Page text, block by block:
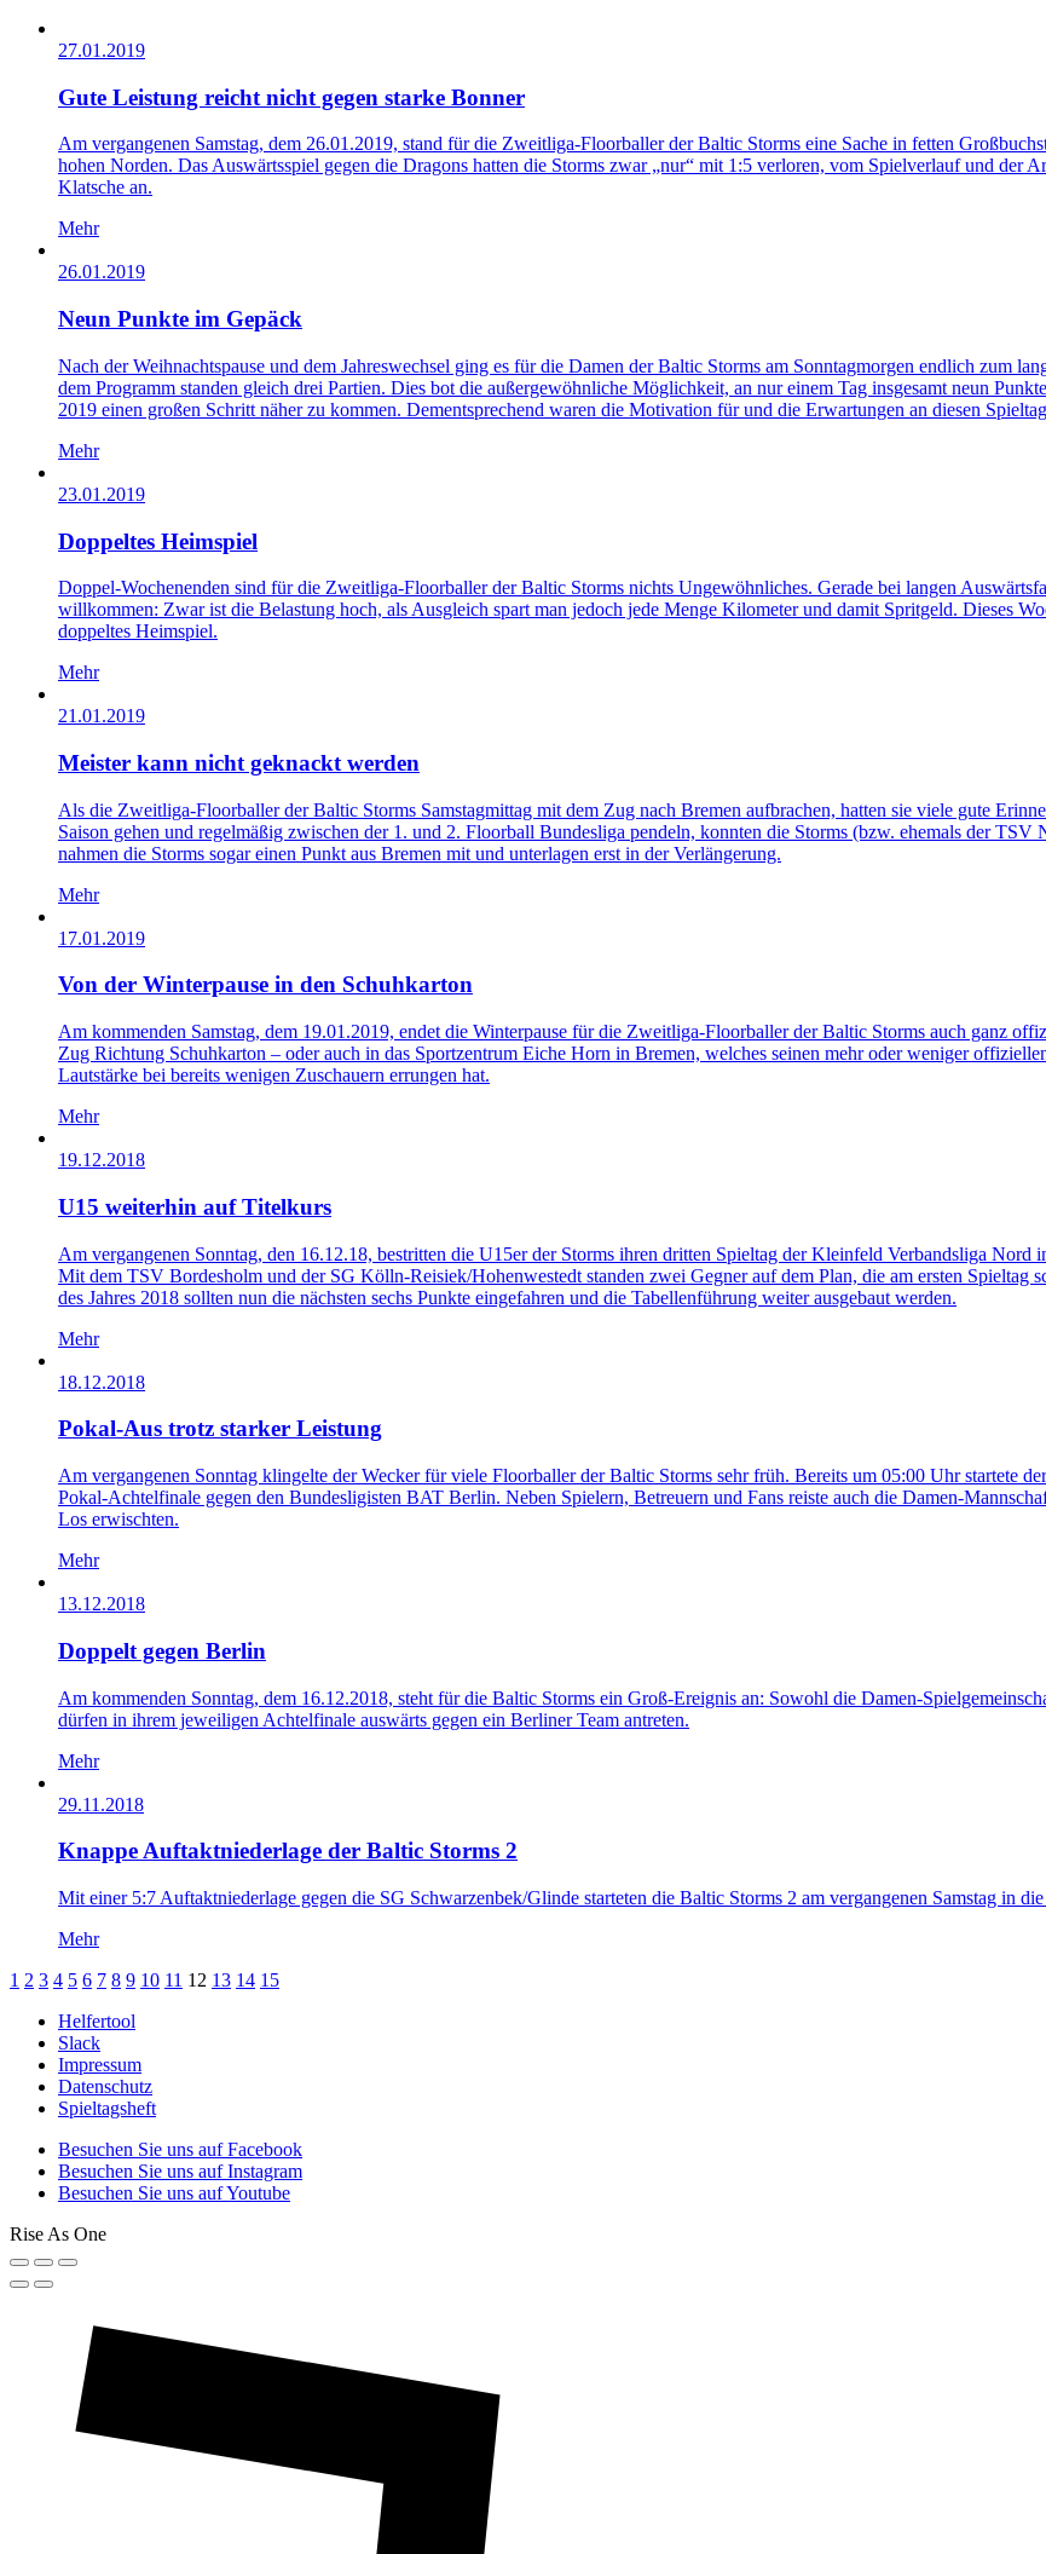
27.01.2019
Gute Leistung reicht nicht gegen starke Bonner
Am vergangenen Samstag, dem 26.01.2019, stand für die Zweitliga-Floorballer der Baltic Storms eine Sache in fetten
hohen Norden. Das Auswärtsspiel gegen die Dragons hatten die Storms zwar „nur“ mit 1:5 verloren, vom Spielverlauf und der
Klatsche an.
Mehr
26.01.2019
Neun Punkte im Gepäck
Nach der Weihnachtspause und dem Jahreswechsel ging es für die Damen der Baltic Storms am Sonntagmorgen endlich zum
dem Programm standen gleich drei Partien. Dies bot die außergewöhnliche Möglichkeit, an nur einem Tag insgesamt neun
2019 einen großen Schritt näher zu kommen. Dementsprechend waren die Motivation für und die Erwartungen an diesen
Mehr
23.01.2019
Doppeltes Heimspiel
Doppel-Wochenenden sind für die Zweitliga-Floorballer der Baltic Storms nichts Ungewöhnliches. Gerade bei langen
willkommen: Zwar ist die Belastung hoch, als Ausgleich spart man jedoch jede Menge Kilometer und damit Spritgeld. Dieses
doppeltes Heimspiel.
Mehr
21.01.2019
Meister kann nicht geknackt werden
Als die Zweitliga-Floorballer der Baltic Storms Samstagmittag mit dem Zug nach Bremen aufbrachen, hatten sie viele gute
Saison gehen und regelmäßig zwischen der 1. und 2. Floorball Bundesliga pendeln, konnten die Storms (bzw. ehemals der TSV
nahmen die Storms sogar einen Punkt aus Bremen mit und unterlagen erst in der Verlängerung.
Mehr
17.01.2019
Von der Winterpause in den Schuhkarton
Am kommenden Samstag, dem 19.01.2019, endet die Winterpause für die Zweitliga-Floorballer der Baltic Storms auch ganz
Zug Richtung Schuhkarton – oder auch in das Sportzentrum Eiche Horn in Bremen, welches seinen mehr oder weniger
Lautstärke bei bereits wenigen Zuschauern errungen hat.
Mehr
19.12.2018
U15 weiterhin auf Titelkurs
Am vergangenen Sonntag, den 16.12.18, bestritten die U15er der Storms ihren dritten Spieltag der Kleinfeld Verbandsliga Nord
Mit dem TSV Bordesholm und der SG Kölln-Reisiek/Hohenwestedt standen zwei Gegner auf dem Plan, die am ersten Spieltag
des Jahres 2018 sollten nun die nächsten sechs Punkte eingefahren und die Tabellenführung weiter ausgebaut werden.
Mehr
18.12.2018
Pokal-Aus trotz starker Leistung
Am vergangenen Sonntag klingelte der Wecker für viele Floorballer der Baltic Storms sehr früh. Bereits um 05:00 Uhr startete
Pokal-Achtelfinale gegen den Bundesligisten BAT Berlin. Neben Spielern, Betreuern und Fans reiste auch die Damen-
Los erwischten.
Mehr
13.12.2018
Doppelt gegen Berlin
Am kommenden Sonntag, dem 16.12.2018, steht für die Baltic Storms ein Groß-Ereignis an: Sowohl die Damen-
dürfen in ihrem jeweiligen Achtelfinale auswärts gegen ein Berliner Team antreten.
Mehr
29.11.2018
Knappe Auftaktniederlage der Baltic Storms 2
Mit einer 5:7 Auftaktniederlage gegen die SG Schwarzenbek/Glinde starteten die Baltic Storms 2 am vergangenen Samstag in
Mehr
1 2 3 4 5 6 7 8 9 10 11 12 13 14 15
Helfertool
Slack
Impressum
Datenschutz
Spieltagsheft
Besuchen Sie uns auf Facebook
Besuchen Sie uns auf Instagram
Besuchen Sie uns auf Youtube
Rise As One